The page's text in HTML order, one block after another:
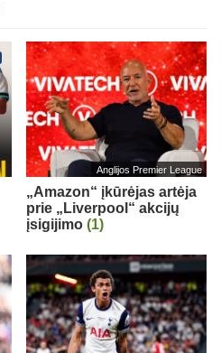
Anglijos Premier League
„Amazon“ įkūrėjas artėja
prie „Liverpool“ akcijų
įsigijimo (1)